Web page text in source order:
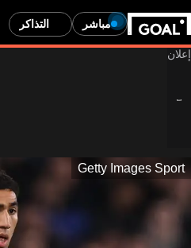
مباشر التذاكر
Getty Images Sport